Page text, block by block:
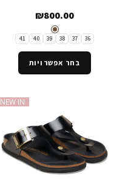
₪800.00
36
37
38
39
40
41
בחר אפשרויות
NEW IN